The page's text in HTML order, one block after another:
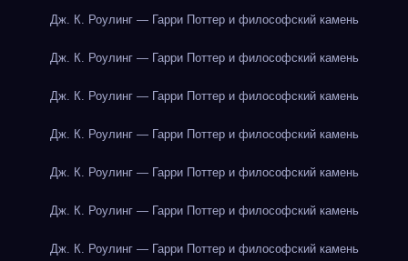
Дж. К. Роулинг — Гарри Поттер и философский камень
Дж. К. Роулинг — Гарри Поттер и философский камень
Дж. К. Роулинг — Гарри Поттер и философский камень
Дж. К. Роулинг — Гарри Поттер и философский камень
Дж. К. Роулинг — Гарри Поттер и философский камень
Дж. К. Роулинг — Гарри Поттер и философский камень
Дж. К. Роулинг — Гарри Поттер и философский камень